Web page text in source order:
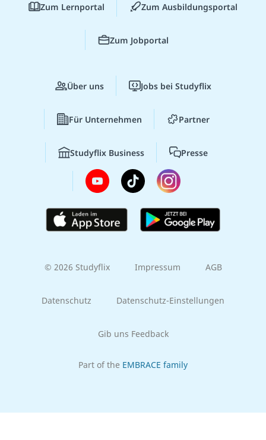
Zum Lernportal Zum Ausbildungsportal
Zum Jobportal
Über uns Jobs bei Studyflix
Für Unternehmen Partner
Studyflix Business Presse
© 2026 Studyflix Impressum AGB
Datenschutz Datenschutz-Einstellungen
Gib uns Feedback
Part of the EMBRACE family